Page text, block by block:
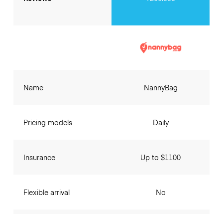
Name
Pricing models
Insurance
Flexible arrival
NannyBag
Daily
Up to $1100
No